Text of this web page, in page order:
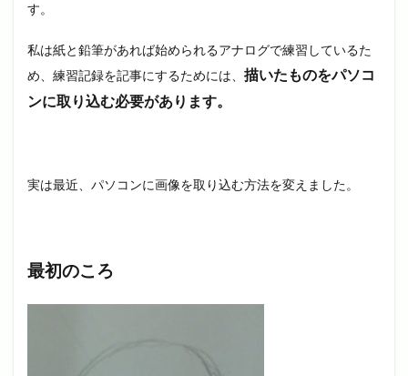
す。
私は紙と鉛筆があれば始められるアナログで練習しているた
め、練習記録を記事にするためには、 描いたものをパソコ
ンに取り込む必要があります。
実は最近、パソコンに画像を取り込む方法を変えました。
最初のころ